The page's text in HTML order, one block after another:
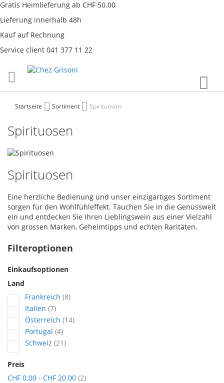
Gratis Heimlieferung ab CHF 50.00
Lieferung innerhalb 48h
Kauf auf Rechnung
Service client 041 377 11 22
Inhalt
Startseite Sortiment Spirituosen
Spirituosen
Spirituosen
Eine herzliche Bedienung und unser einzigartiges Sortiment
sorgen für den Wohlfühleffekt. Tauchen Sie in die Genusswelt
ein und entdecken Sie Ihren Lieblingswein aus einer Vielzahl
von grossen Marken, Geheimtipps und echten Raritäten.
Filteroptionen
Einkaufsoptionen
Land
Frankreich 8Artikel
Italien 7Artikel
Österreich 14Artikel
Portugal 4Artikel
Schweiz 21Artikel
Preis
CHF 0.00 - CHF 20.00 2Artikel